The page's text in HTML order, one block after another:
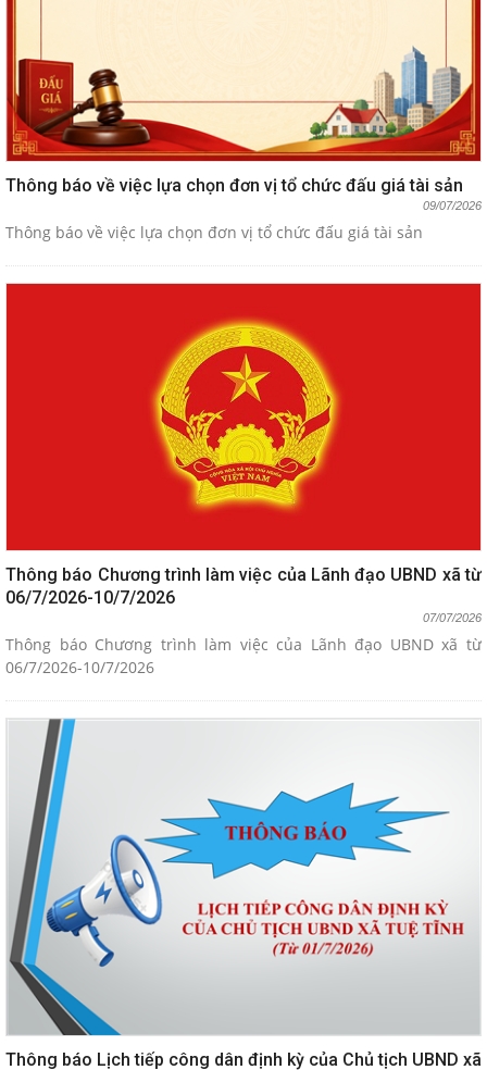
Thông báo về việc lựa chọn đơn vị tổ chức đấu giá tài sản
09/07/2026
Thông báo về việc lựa chọn đơn vị tổ chức đấu giá tài sản
Thông báo Chương trình làm việc của Lãnh đạo UBND xã từ
06/7/2026-10/7/2026
07/07/2026
Thông báo Chương trình làm việc của Lãnh đạo UBND xã từ
06/7/2026-10/7/2026
Thông báo Lịch tiếp công dân định kỳ của Chủ tịch UBND xã